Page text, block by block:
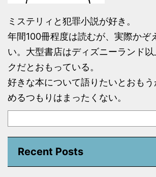
ミステリィと犯罪小説が好き。
年間100冊程度は読むが、実際かぞ
い。大型書店はディズニーランド
クだとおもっている。
好きな本について語りたいとおも
めるつもりはまったくない。
Recent Posts